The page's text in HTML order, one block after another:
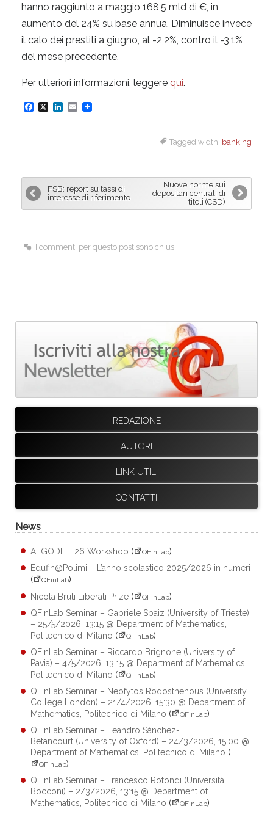
hanno raggiunto a maggio 168,5 mld di €, in
aumento del 24% su base annua. Diminuisce invece
il calo dei prestiti a giugno, al -2,2%, contro il -3,1%
del mese precedente.
Per ulteriori informazioni, leggere qui.
F
b
o
o
X
L
e
d
I
E
l
Tagged width: banking
FSB: report su tassi di
interesse di riferimento
Nuove norme sui
depositari centrali di
titoli (CSD)
I commenti per questo post sono chiusi
REDAZIONE
AUTORI
LINK UTILI
CONTATTI
News
ALGODEFI 26 Workshop ( QFinLab)
Edufin@Polimi – L’anno scolastico 2025/2026 in numeri
(
QFinLab)
Nicola Bruti Liberati Prize ( QFinLab)
QFinLab Seminar – Gabriele Sbaiz (University of Trieste)
– 25/5/2026, 13:15 @ Department of Mathematics,
Politecnico di Milano ( QFinLab)
QFinLab Seminar – Riccardo Brignone (University of
Pavia) – 4/5/2026, 13:15 @ Department of Mathematics,
Politecnico di Milano ( QFinLab)
QFinLab Seminar – Neofytos Rodosthenous (University
College London) – 21/4/2026, 15:30 @ Department of
Mathematics, Politecnico di Milano ( QFinLab)
QFinLab Seminar – Leandro Sánchez-
Betancourt (University of Oxford) – 24/3/2026, 15:00 @
Department of Mathematics, Politecnico di Milano (
QFinLab)
QFinLab Seminar – Francesco Rotondi (Università
Bocconi) – 2/3/2026, 13:15 @ Department of
Mathematics, Politecnico di Milano ( QFinLab)